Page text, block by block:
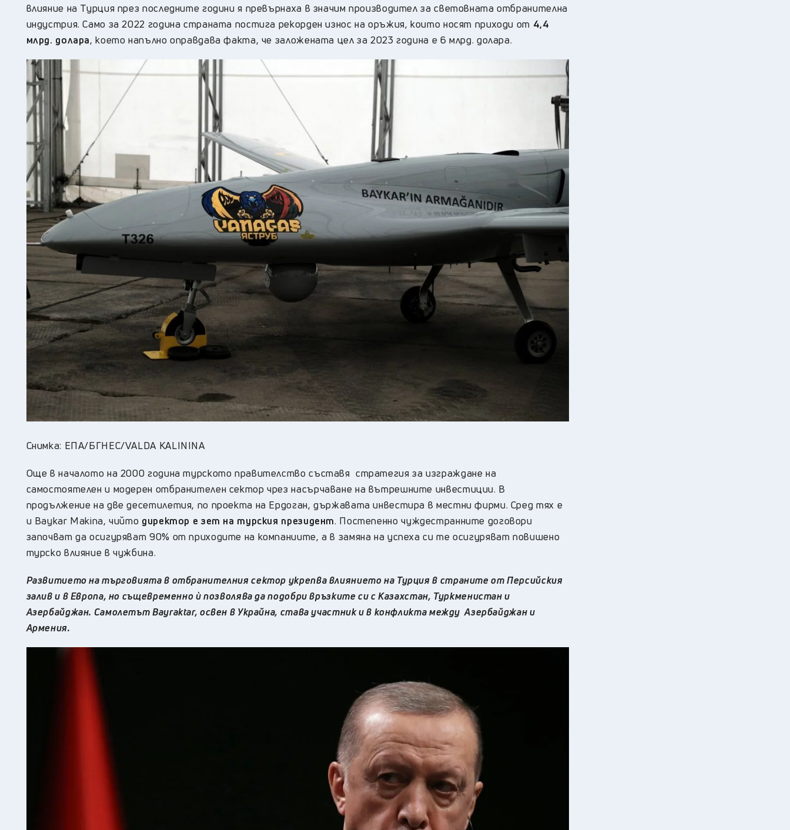
влияние на Турция през последните години я превърнаха в значим производител за световната отбранителна
индустрия. Само за 2022 година страната постига рекорден износ на оръжия, които носят приходи от 4,4
млрд. долара, което напълно оправдава факта, че заложената цел за 2023 година е 6 млрд. долара.
Снимка: ЕПА/БГНЕС/VALDA KALININA
Още в началото на 2000 година турското правителство съставя стратегия за изграждане на
самостоятелен и модерен отбранителен сектор чрез насърчаване на вътрешните инвестиции. В
продължение на две десетилетия, по проекта на Ердоган, държавата инвестира в местни фирми. Сред тях е
и Baykar Makina, чийто директор е зет на турския президент. Постепенно чуждестранните договори
започват да осигуряват 90% от приходите на компаниите, а в замяна на успеха си те осигуряват повишено
турско влияние в чужбина.
Развитието на търговията в отбранителния сектор укрепва влиянието на Турция в страните от Персийския
залив и в Европа, но същевременно ѝ позволява да подобри връзките си с Казахстан, Туркменистан и
Азербайджан. Самолетът Bayraktar, освен в Украйна, става участник и в конфликта между Азербайджан и
Армения.